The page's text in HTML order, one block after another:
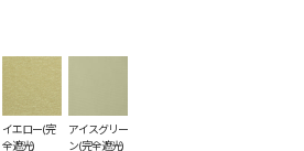
イエロー(完
全遮光)
アイスグリー
ン(完全遮光)